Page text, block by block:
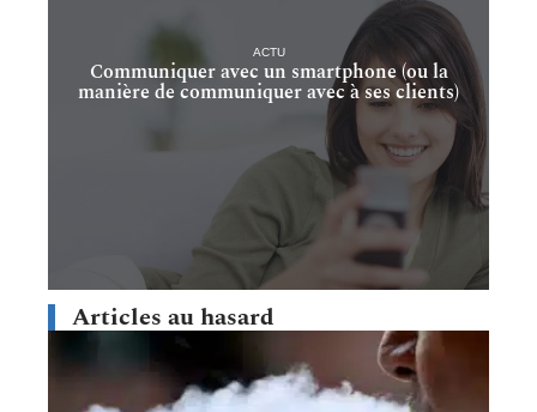
ACTU
Communiquer avec un smartphone (ou la
manière de communiquer avec à ses clients)
Articles au hasard